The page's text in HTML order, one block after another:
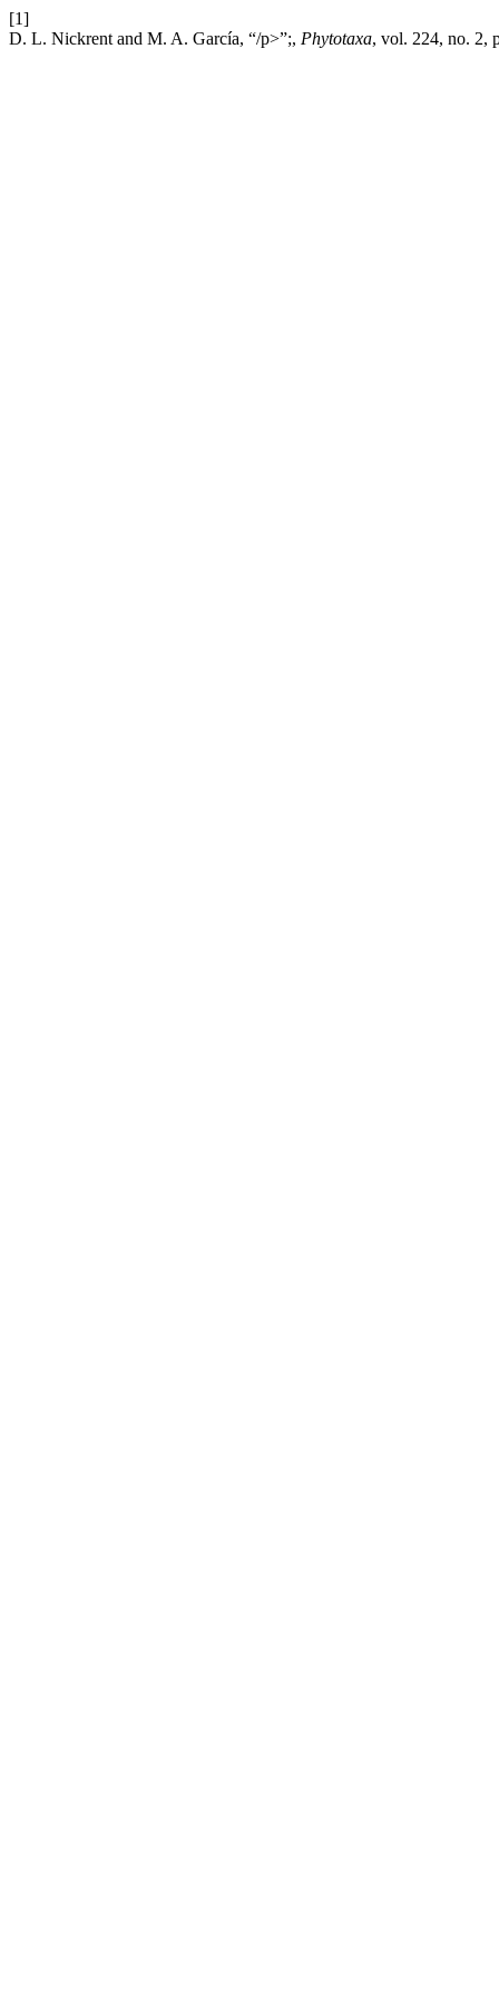
[1]
D. L. Nickrent and M. A. García, “/p>”;, Phytotaxa, vol. 224, no. 2,